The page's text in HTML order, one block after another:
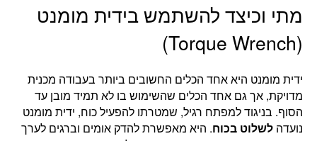
מתי וכיצד להשתמש בידית מומנט
(Torque Wrench)
ידית מומנט היא אחד הכלים החשובים ביותר בעבודה מכנית
מדויקת, אך גם אחד הכלים שהשימוש בו לא תמיד מובן עד
הסוף. בניגוד למפתח רגיל, שמטרתו להפעיל כוח, ידית מומנט
נועדה לשלוט בכוח. היא מאפשרת להדק אומים וברגים לערך